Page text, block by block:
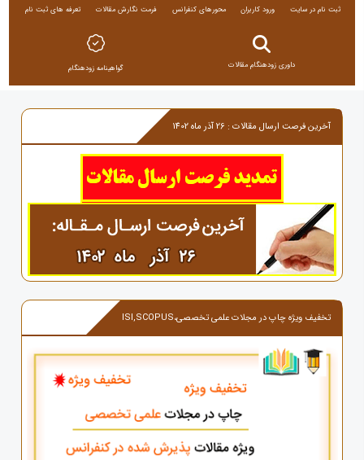
ثبت نام در سایت ورود کاربران محورهای کنفرانس فرمت نگارش مقالات تعرفه های ثبت نام
داوری زودهنگام مقالات گواهینامه زودهنگام
آخرین فرصت ارسال مقالات : 26 آذر ماه 1402
تخفیف ویژه چاپ در مجلات علمی تخصصی،ISI,SCOPUS